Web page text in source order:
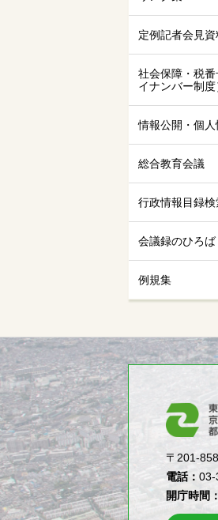
定例記者会見資
社会保障・税
イナンバー制度
情報公開・個
総合教育会議
行政情報目録検
会議録のひろば
例規集
〒201-
電話：
開庁時間：